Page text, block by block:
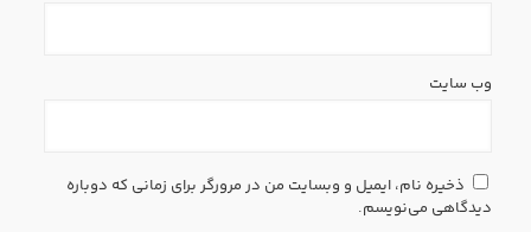
وب‌ سایت
ذخیره نام، ایمیل و وبسایت من در مرورگر برای زمانی که دوباره
دیدگاهی می‌نویسم.